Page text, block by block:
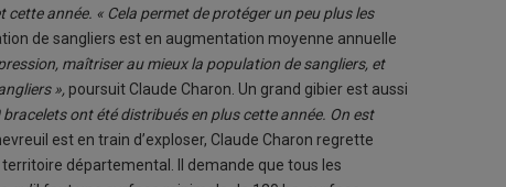
année. « Cela permet de protéger un peu plus les
de sangliers est en augmentation moyenne annuelle
maîtriser au mieux la population de sangliers, et
», poursuit Claude Charon. Un grand gibier est aussi
ont été distribués en plus cette année. On est
est en train d’exploser, Claude Charon regrette
départemental. Il demande que tous les